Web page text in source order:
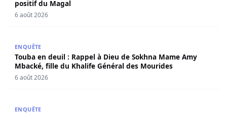
positif du Magal
6 août 2026
ENQUÊTE
Touba en deuil : Rappel à Dieu de Sokhna Mame Amy
Mbacké, fille du Khalife Général des Mourides
6 août 2026
ENQUÊTE